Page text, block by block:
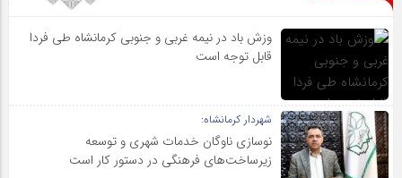
وزش باد در نیمه غربی و جنوبی کرمانشاه طی فردا
قابل توجه است
شهردار کرمانشاه:
نوسازی ناوگان خدمات شهری و توسعه
زیرساخت‌های فرهنگی در دستور کار است